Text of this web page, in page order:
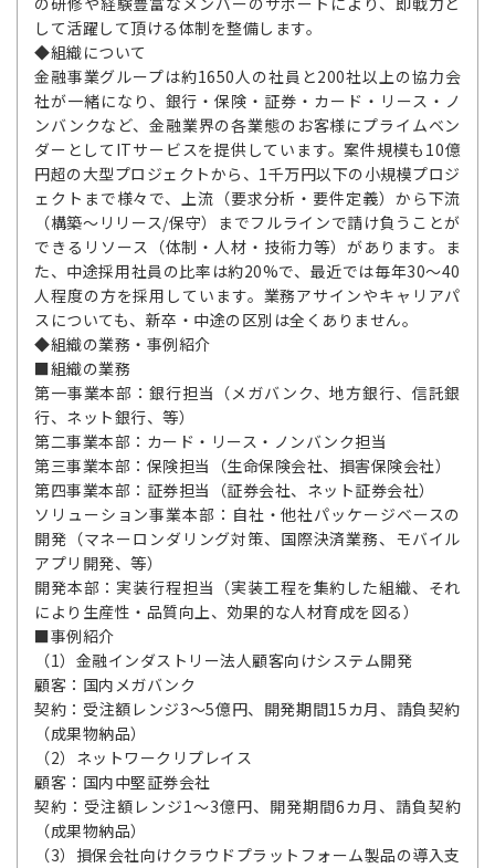
して活躍して頂ける体制を整備します。
◆組織について
金融事業グループは約1650人の社員と200社以上の協力会
社が一緒になり、銀行・保険・証券・カード・リース・ノ
ンバンクなど、金融業界の各業態のお客様にプライムベン
ダーとしてITサービスを提供しています。案件規模も10億
円超の大型プロジェクトから、1千万円以下の小規模プロジ
ェクトまで様々で、上流（要求分析・要件定義）から下流
（構築～リリース/保守）までフルラインで請け負うことが
できるリソース（体制・人材・技術力等）があります。ま
た、中途採用社員の比率は約20%で、最近では毎年30～40
人程度の方を採用しています。業務アサインやキャリアパ
スについても、新卒・中途の区別は全くありません。
◆組織の業務・事例紹介
■組織の業務
第一事業本部：銀行担当（メガバンク、地方銀行、信託銀
行、ネット銀行、等）
第二事業本部：カード・リース・ノンバンク担当
第三事業本部：保険担当（生命保険会社、損害保険会社）
第四事業本部：証券担当（証券会社、ネット証券会社）
ソリューション事業本部：自社・他社パッケージベースの
開発（マネーロンダリング対策、国際決済業務、モバイル
アプリ開発、等）
開発本部：実装行程担当（実装工程を集約した組織、それ
により生産性・品質向上、効果的な人材育成を図る）
■事例紹介
（1）金融インダストリー法人顧客向けシステム開発
顧客：国内メガバンク
契約：受注額レンジ3～5億円、開発期間15カ月、請負契約
（成果物納品）
（2）ネットワークリプレイス
顧客：国内中堅証券会社
契約：受注額レンジ1～3億円、開発期間6カ月、請負契約
（成果物納品）
（3）損保会社向けクラウドプラットフォーム製品の導入支